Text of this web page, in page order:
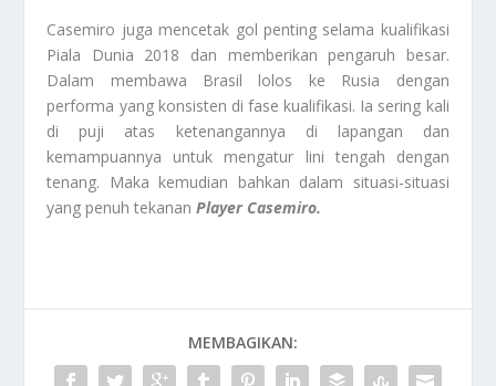
Casemiro juga mencetak gol penting selama kualifikasi
Piala Dunia 2018 dan memberikan pengaruh besar.
Dalam membawa Brasil lolos ke Rusia dengan
performa yang konsisten di fase kualifikasi. Ia sering kali
di puji atas ketenangannya di lapangan dan
kemampuannya untuk mengatur lini tengah dengan
tenang. Maka kemudian bahkan dalam situasi-situasi
yang penuh tekanan Player Casemiro.
MEMBAGIKAN: